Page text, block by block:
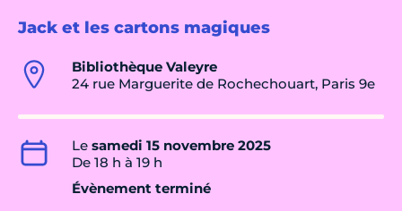
Jack et les cartons magiques
Bibliothèque Valeyre
24 rue Marguerite de Rochechouart, Paris 9e
Le samedi 15 novembre 2025
De 18 h à 19 h
Évènement terminé